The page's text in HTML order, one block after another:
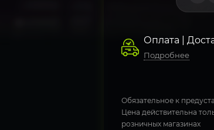
Оплата |
Подробнее
Обязательное к
Цена действительна
розничных магазинах